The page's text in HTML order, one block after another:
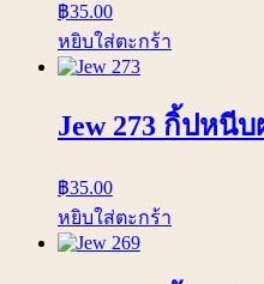
฿35.00
หยิบใส่ตะกร้า
Jew 273 กิ้ปหนี
฿35.00
หยิบใส่ตะกร้า